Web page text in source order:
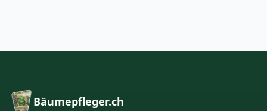
Bäumepfleger.ch